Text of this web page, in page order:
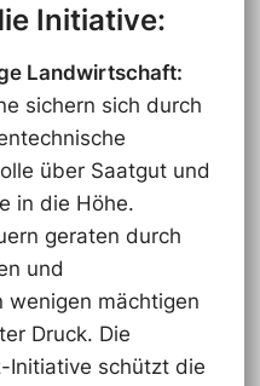
Initiative:
Landwirtschaft:
sichern sich durch
über Saatgut und
in die Höhe.
geraten durch
und
wenigen mächtigen
Druck. Die
Initiative schützt die